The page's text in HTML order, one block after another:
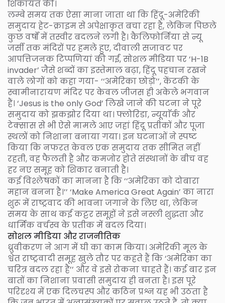
शिकायत की।
लम्बे समय तक ऐसा माना जाता था कि हिंदू-अमेरिकी
समुदाय हेट-क्राइम से अपेक्षाकृत बचा रहा है, लेकिन पिछले
कुछ वर्षों में तस्वीर बदलने लगी है। कैलिफोर्निया से न्यू
जर्सी तक मंदिरों पर हमले हुए, दीवाली सजावट पर
आपत्तिजनक टिप्पणियां की गईं, सोशल मीडिया पर ‘H-1B
invader’ जैसे शब्दों का इस्तेमाल बढ़ा, हिंदू पहचान रखने
वाले लोगों को कहा गया- ‘‘अमेरिका छोड़ो’’, केंटकी के
स्वामीनारायण मंदिर पर केवल जीजस ही अकेले भगवान
हैं। ‘Jesus is the only God’ लिखे जाने की घटना ने पूरे
समुदाय को झकझोर दिया था। फ्लोरिडा, न्यूयाॅर्क और
टेक्सास से भी ऐसे मामले आए जहां हिंदू प्रतीकों और पूजा
स्थलों को निशाना बनाया गया। इन घटनाओं ने स्पष्ट
किया कि नफरत केवल एक समुदाय तक सीमित नहीं
रहती, वह फैलती है और कमजोर होते संस्थानों के बीच वह
हर नए समूह को शिकार बनाती है।
कई विश्लेषकों का मानना है कि ‘‘अमेरिका को दोबारा
महान बनना है।’’ ‘Make America Great Again’ का नारा
शुरू में राष्ट्रवाद की भावना जगाने के लिए था, लेकिन
समय के साथ कई कट्टर समूहों ने इसे नस्ली शुद्धता और
धार्मिक वर्चस्व के प्रतीक में बदल दिया।
सोशल मीडिया और राजनीतिक
ध्रुवीकरण ने आग में घी का काम किया। अमेरिकी मूल के
श्वेत राष्ट्रवादी समूह खुले तौर पर कहते हैं कि ‘अमेरिका का
चरित्र बदल रहा है’’ और वे इसे रोकना चाहते हैं। कई बार इन
बातों का निशाना प्रवासी समुदाय ही बनता है। इस पूरे
परिदृश्य में एक दिलचस्प और कठिन प्रश्न यह भी उठता है